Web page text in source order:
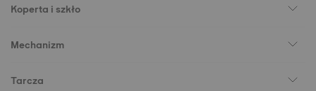
Koperta i szkło
Mechanizm
Tarcza